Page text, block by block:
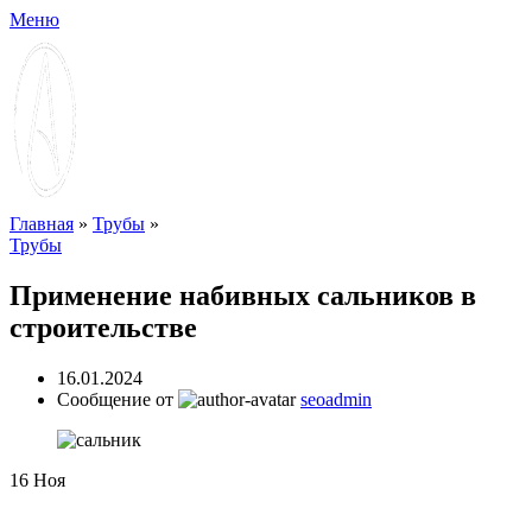
Меню
Главная » Трубы »
Трубы
Применение набивных сальников в
строительстве
16.01.2024
Сообщение от
seoadmin
16 Ноя